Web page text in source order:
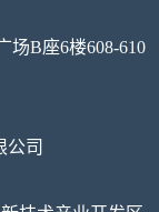
场B座6楼608-610
公司